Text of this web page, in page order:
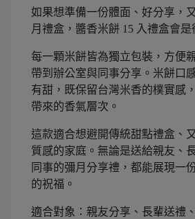
如果想準備一份體面、好分享，
月禮盒，醬香米餅 15 入禮盒會是
每一顆米餅皆為獨立包裝，方便
帶到辦公室與同事分享。米餅口
有甜，既保留台灣米香的樸實感
帶來的香氣層次。
這款適合想避開傳統甜點禮盒、
質感的家庭。無論是送給親友、
同事的彌月分享禮，都能展現一
的祝福。
適合對象：親友分享、長輩送禮